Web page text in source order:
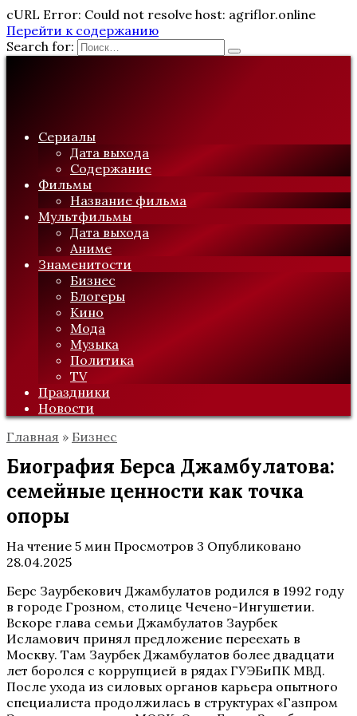
cURL Error: Could not resolve host: agriflor.online
Перейти к содержанию
Search for:
Сериалы
Дата выхода
Содержание
Фильмы
Название фильма
Мультфильмы
Дата выхода
Аниме
Знаменитости
Бизнес
Блогеры
Кино
Мода
Музыка
Политика
TV
Праздники
Новости
Главная » Бизнес
Биография Берса Джамбулатова:
семейные ценности как точка
опоры
На чтение 5 мин Просмотров 3 Опубликовано
28.04.2025
Берс Заурбекович Джамбулатов родился в 1992 году
в городе Грозном, столице Чечено-Ингушетии.
Вскоре глава семьи Джамбулатов Заурбек
Исламович принял предложение переехать в
Москву. Там Заурбек Джамбулатов более двадцати
лет боролся с коррупцией в рядах ГУЭБиПК МВД.
После ухода из силовых органов карьера опытного
специалиста продолжилась в структурах «Газпром